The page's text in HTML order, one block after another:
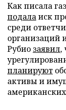
Как писала
подалаиск
среди
организаций
Рубио заявил,
планируют
активы и